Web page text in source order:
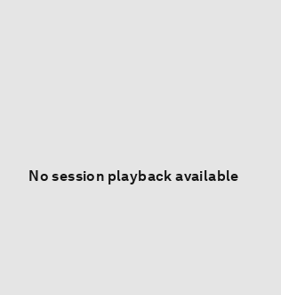
No session playback available